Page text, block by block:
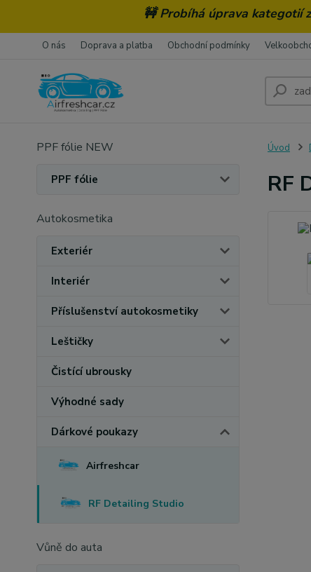
🚧 Probíhá úprava kategotií
O nás Doprava a platba Obchodní podmínky
PPF fólie NEW
PPF fólie
Autokosmetika
Exteriér
Interiér
Příslušenství autokosmetiky
Leštičky
Čistící ubrousky
Výhodné sady
Dárkové poukazy
Airfreshcar
RF Detailing Studio
Vůně do auta
Úvod
RF